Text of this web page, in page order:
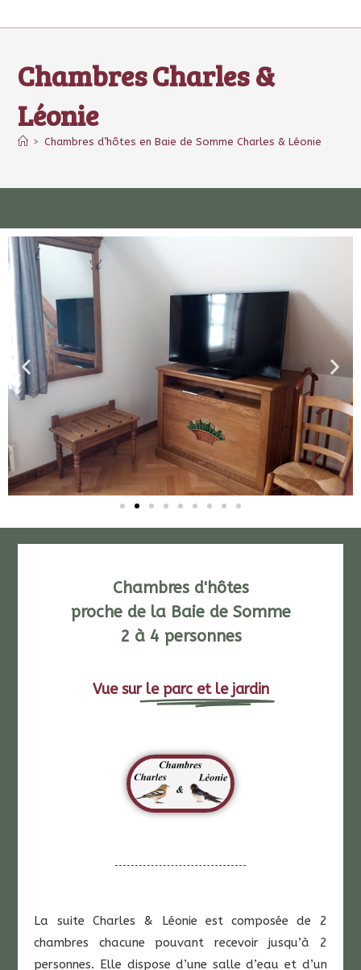
Chambres Charles &
Léonie
> Chambres d’hôtes en Baie de Somme Charles & Léonie
Chambres d'hôtes
proche de la Baie de Somme
2 à 4 personnes
Vue sur le parc et le jardin
La suite Charles & Léonie est composée de 2
chambres chacune pouvant recevoir jusqu’à 2
personnes. Elle dispose d’une salle d’eau et d’un